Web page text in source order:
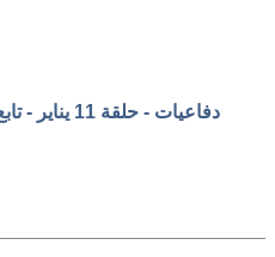
دفاعيات -